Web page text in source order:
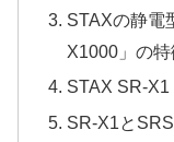
STAXの静電
X1000」の
STAX SR-
SR-X1と